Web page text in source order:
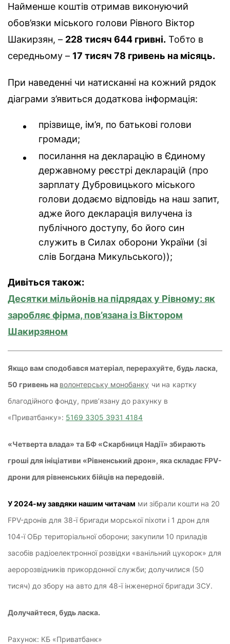
Найменше коштів отримав виконуючий
обов’язки міського голови Рівного Віктор
Шакирзян, – 228 тисяч 644 гривні. Тобто в
середньому – 17 тисяч 78 гривень на місяць.
При наведенні чи натисканні на кожний рядок
діаграми з’явиться додаткова інформація:
прізвище, ім’я, по батькові голови
громади;
посилання на декларацію в Єдиному
державному реєстрі декларацій (про
зарплату Дубровицького міського
голови додаємо відповідь на наш запит,
адже його декларація вилучена із
публічного доступу, бо його син
служить в Силах оборони України (зі
слів Богдана Микульського));
Дивіться також:
Десятки мільйонів на підрядах у Рівному: як
заробляє фірма, пов’язана із Віктором
Шакирзяном
Якщо вам сподобався матеріал, перерахуйте, будь ласка,
50 гривень на волонтерську монобанку чи на картку
благодійного фонду, прив’язану до рахунку в
«Приватбанку»: 5169 3305 3931 4184
«Четверта влада» та БФ «Скарбниця Надії» збирають
гроші для ініціативи «Рівненський дрон», яка складає FPV-
дрони для рівненських бійців на передовій.
У 2024-му завдяки нашим читачам ми зібрали кошти на 20
FPV-дронів для 38-ї бригади морської піхоти і 1 дрон для
104-ї ОБр територіальної оборони; закупили 10 приладів
засобів радіоелектронної розвідки «ванільний цукорок» для
аеророзвідників прикордонної служби; долучилися (50
тисяч) до збору на авто для 48-ї інженерної бригади ЗСУ.
Долучайтеся, будь ласка.
Рахунок: КБ «Приватбанк»